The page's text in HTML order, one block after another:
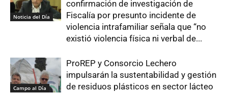
Noticia del Día
confirmación de investigación de
Fiscalía por presunto incidente de
violencia intrafamiliar señala que “no
existió violencia física ni verbal de...
Campo al Día
ProREP y Consorcio Lechero
impulsarán la sustentabilidad y gestión
de residuos plásticos en sector lácteo